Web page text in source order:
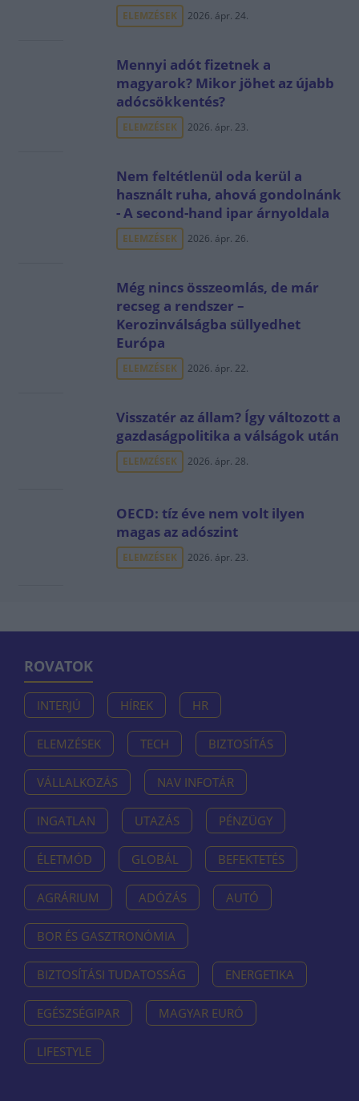
ELEMZÉSEK 2026. ápr. 24.
Mennyi adót fizetnek a
magyarok? Mikor jöhet az újabb
adócsökkentés?
ELEMZÉSEK 2026. ápr. 23.
Nem feltétlenül oda kerül a
használt ruha, ahová gondolnánk
- A second-hand ipar árnyoldala
ELEMZÉSEK 2026. ápr. 26.
Még nincs összeomlás, de már
recseg a rendszer –
Kerozinválságba süllyedhet
Európa
ELEMZÉSEK 2026. ápr. 22.
Visszatér az állam? Így változott a
gazdaságpolitika a válságok után
ELEMZÉSEK 2026. ápr. 28.
OECD: tíz éve nem volt ilyen
magas az adószint
ELEMZÉSEK 2026. ápr. 23.
ROVATOK
INTERJÚ HÍREK HR
ELEMZÉSEK TECH BIZTOSÍTÁS
VÁLLALKOZÁS NAV INFOTÁR
INGATLAN UTAZÁS PÉNZÜGY
ÉLETMÓD GLOBÁL BEFEKTETÉS
AGRÁRIUM ADÓZÁS AUTÓ
BOR ÉS GASZTRONÓMIA
BIZTOSÍTÁSI TUDATOSSÁG ENERGETIKA
EGÉSZSÉGIPAR MAGYAR EURÓ
LIFESTYLE